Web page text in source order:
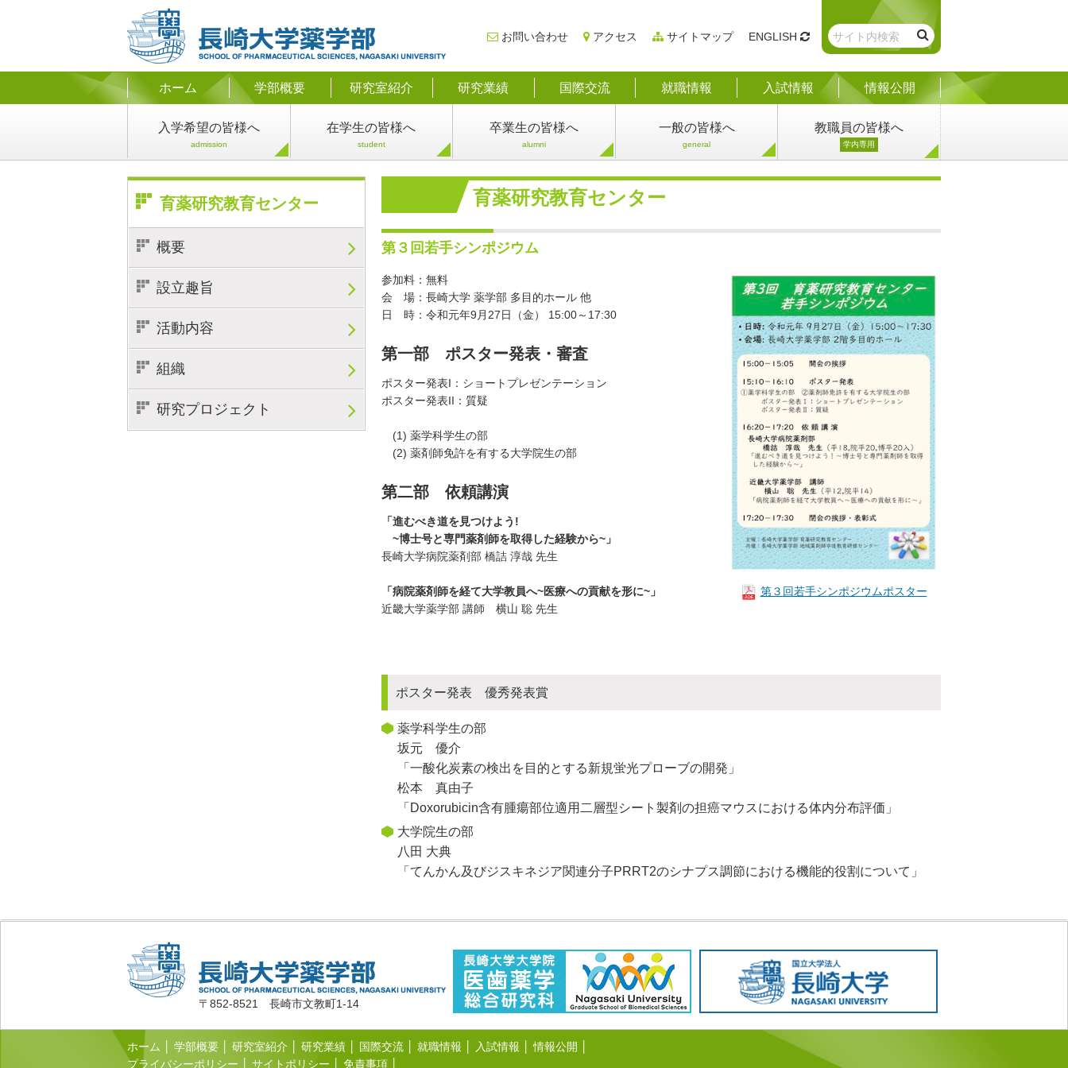
お問い合わせ アクセス サイトマップ ENGLISH
ホーム 学部概要 研究室紹介 研究業績 国際交流 就職情報 入試情報 情報公開
入学希望の皆様へ
admission
在学生の皆様へ
student
卒業生の皆様へ
alumni
一般の皆様へ
general
教職員の皆様へ
学内専用
育薬研究教育センター
第３回若手シンポジウム
第３回若手シンポジウムポスター
参加料：無料
会 場：長崎大学 薬学部 多目的ホール 他
日 時：令和元年9月27日（金） 15:00～17:30
第一部 ポスター発表・審査
ポスター発表I：ショートプレゼンテーション
ポスター発表II：質疑
(1) 薬学科学生の部
(2) 薬剤師免許を有する大学院生の部
第二部 依頼講演
「進むべき道を見つけよう!
~博士号と専門薬剤師を取得した経験から~」
長崎大学病院薬剤部 橋詰 淳哉 先生
「病院薬剤師を経て大学教員へ~医療への貢献を形に~」
近畿大学薬学部 講師 横山 聡 先生
ポスター発表 優秀発表賞
薬学科学生の部
坂元 優介
「一酸化炭素の検出を目的とする新規蛍光プローブの開発」
松本 真由子
「Doxorubicin含有腫瘍部位適用二層型シート製剤の担癌マウスにおける体内分布評価」
大学院生の部
八田 大典
「てんかん及びジスキネジア関連分子PRRT2のシナプス調節における機能的役割について」
育薬研究教育センター
概要
設立趣旨
活動内容
組織
研究プロジェクト
〒852-8521 長崎市文教町1-14
ホーム 学部概要 研究室紹介 研究業績 国際交流 就職情報 入試情報 情報公開
プライバシーポリシー
サイトポリシー 免責事項